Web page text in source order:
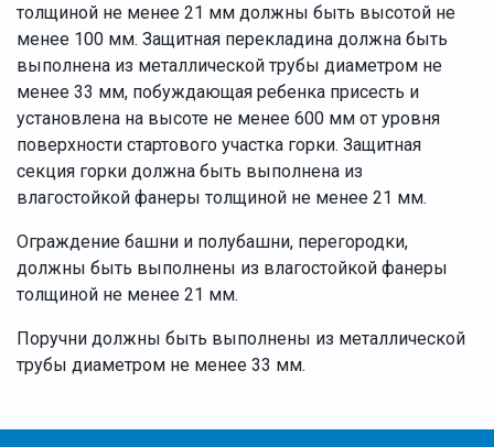
толщиной не менее 21 мм должны быть высотой не
менее 100 мм. Защитная перекладина должна быть
выполнена из металлической трубы диаметром не
менее 33 мм, побуждающая ребенка присесть и
установлена на высоте не менее 600 мм от уровня
поверхности стартового участка горки. Защитная
секция горки должна быть выполнена из
влагостойкой фанеры толщиной не менее 21 мм.
Ограждение башни и полубашни, перегородки,
должны быть выполнены из влагостойкой фанеры
толщиной не менее 21 мм.
Поручни должны быть выполнены из металлической
трубы диаметром не менее 33 мм.